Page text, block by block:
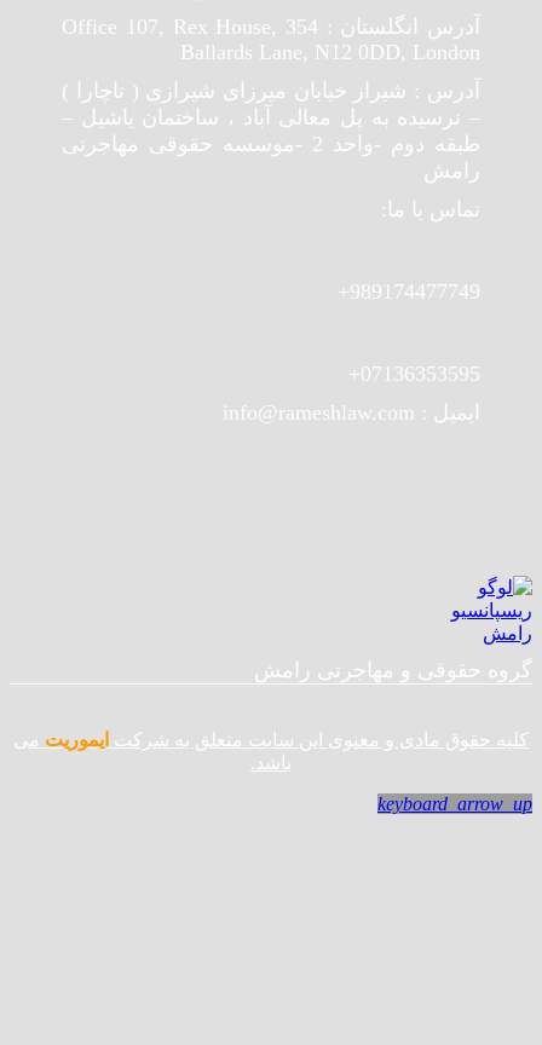
آدرس انگلستان : Office 107, Rex House, 354
Ballards Lane, N12 0DD, London
آدرس : شیراز خیابان میرزای شیرازی ( تاچارا )
– نرسیده به پل معالی آباد ، ساختمان یاشیل –
طبقه دوم -واحد 2 -موسسه حقوقی مهاجرتی
رامش
تماس با ما:
989174477749+
07136353595+
ایمیل : info@rameshlaw.com
گروه حقوقی و مهاجرتی رامش
کلیه حقوق مادی و معنوی این سایت متعلق به شرکت ایموریت می
باشد.
keyboard_arrow_up